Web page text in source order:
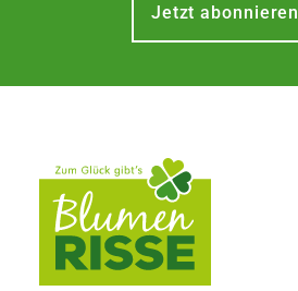
Jetzt abonnieren